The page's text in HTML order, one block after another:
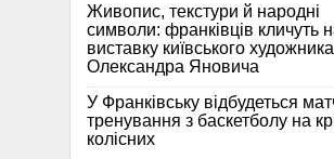
Живопис, текстури й народні
символи: франківців кличуть
виставку київського художника
Олександра Яновича
У Франківську відбудеться
тренування з баскетболу на
колісних